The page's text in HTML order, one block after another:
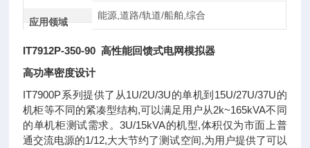
应用领域
能源,道路/轨道/船舶,综合
IT7912P-350-90 高性能回馈式电网模拟器
高功率密度设计
IT7900P系列提供了从1U/2U/3U的单机到15U/27U/37U的
机柜等不同的紧凑型结构,可以满足用户从2k~165kVA不同
的单机柜测试需求。3U/15kVA的机型,体积仅为市面上普
通交流电源的1/12,大大节约了测试空间,为用户提供了可以